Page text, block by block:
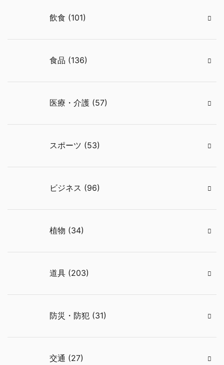
飲食 (101)
食品 (136)
医療・介護 (57)
スポーツ (53)
ビジネス (96)
植物 (34)
道具 (203)
防災・防犯 (31)
交通 (27)